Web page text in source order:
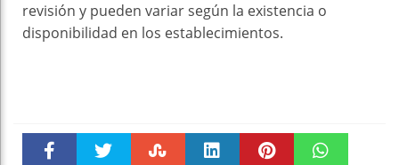
revisión y pueden variar según la existencia o
disponibilidad en los establecimientos.